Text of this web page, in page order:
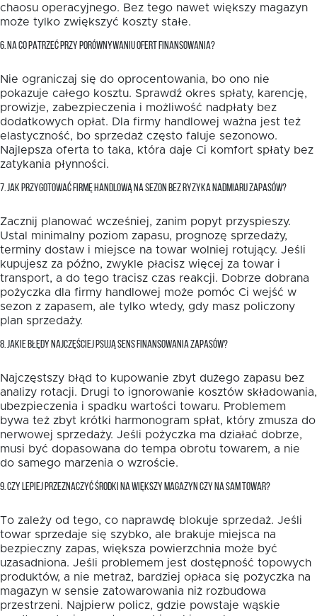
chaosu operacyjnego. Bez tego nawet większy magazyn
może tylko zwiększyć koszty stałe.
6. NA CO PATRZEĆ PRZY PORÓWNYWANIU OFERT FINANSOWANIA?
Nie ograniczaj się do oprocentowania, bo ono nie
pokazuje całego kosztu. Sprawdź okres spłaty, karencję,
prowizje, zabezpieczenia i możliwość nadpłaty bez
dodatkowych opłat. Dla firmy handlowej ważna jest też
elastyczność, bo sprzedaż często faluje sezonowo.
Najlepsza oferta to taka, która daje Ci komfort spłaty bez
zatykania płynności.
7. JAK PRZYGOTOWAĆ FIRMĘ HANDLOWĄ NA SEZON BEZ RYZYKA NADMIARU ZAPASÓW?
Zacznij planować wcześniej, zanim popyt przyspieszy.
Ustal minimalny poziom zapasu, prognozę sprzedaży,
terminy dostaw i miejsce na towar wolniej rotujący. Jeśli
kupujesz za późno, zwykle płacisz więcej za towar i
transport, a do tego tracisz czas reakcji. Dobrze dobrana
pożyczka dla firmy handlowej może pomóc Ci wejść w
sezon z zapasem, ale tylko wtedy, gdy masz policzony
plan sprzedaży.
8. JAKIE BŁĘDY NAJCZĘŚCIEJ PSUJĄ SENS FINANSOWANIA ZAPASÓW?
Najczęstszy błąd to kupowanie zbyt dużego zapasu bez
analizy rotacji. Drugi to ignorowanie kosztów składowania,
ubezpieczenia i spadku wartości towaru. Problemem
bywa też zbyt krótki harmonogram spłat, który zmusza do
nerwowej sprzedaży. Jeśli pożyczka ma działać dobrze,
musi być dopasowana do tempa obrotu towarem, a nie
do samego marzenia o wzroście.
9. CZY LEPIEJ PRZEZNACZYĆ ŚRODKI NA WIĘKSZY MAGAZYN CZY NA SAM TOWAR?
To zależy od tego, co naprawdę blokuje sprzedaż. Jeśli
towar sprzedaje się szybko, ale brakuje miejsca na
bezpieczny zapas, większa powierzchnia może być
uzasadniona. Jeśli problemem jest dostępność topowych
produktów, a nie metraż, bardziej opłaca się pożyczka na
magazyn w sensie zatowarowania niż rozbudowa
przestrzeni. Najpierw policz, gdzie powstaje wąskie